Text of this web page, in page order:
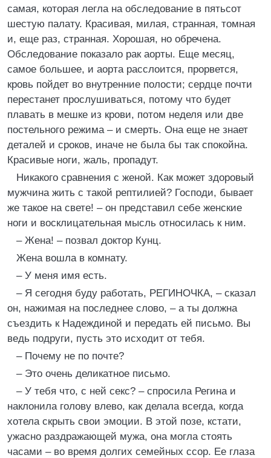
самая, которая легла на обследование в пятьсот
шестую палату. Красивая, милая, странная, томная
и, еще раз, странная. Хорошая, но обречена.
Обследование показало рак аорты. Еще месяц,
самое большее, и аорта расслоится, прорвется,
кровь пойдет во внутренние полости; сердце почти
перестанет прослушиваться, потому что будет
плавать в мешке из крови, потом неделя или две
постельного режима – и смерть. Она еще не знает
деталей и сроков, иначе не была бы так спокойна.
Красивые ноги, жаль, пропадут.
Никакого сравнения с женой. Как может здоровый
мужчина жить с такой рептилией? Господи, бывает
же такое на свете! – он представил себе женские
ноги и восклицательная мысль относилась к ним.
– Жена! – позвал доктор Кунц.
Жена вошла в комнату.
– У меня имя есть.
– Я сегодня буду работать, РЕГИНОЧКА, – сказал
он, нажимая на последнее слово, – а ты должна
съездить к Надеждиной и передать ей письмо. Вы
ведь подруги, пусть это исходит от тебя.
– Почему не по почте?
– Это очень деликатное письмо.
– У тебя что, с ней секс? – спросила Регина и
наклонила голову влево, как делала всегда, когда
хотела скрыть свои эмоции. В этой позе, кстати,
ужасно раздражающей мужа, она могла стоять
часами – во время долгих семейных ссор. Ее глаза